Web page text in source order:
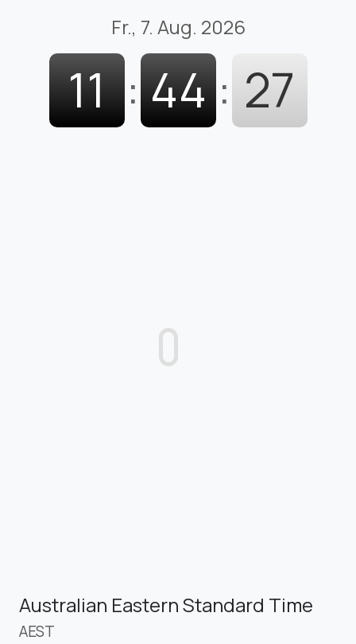
Fr., 7. Aug. 2026
11 : 44 : 28
Australian Eastern Standard Time
AEST